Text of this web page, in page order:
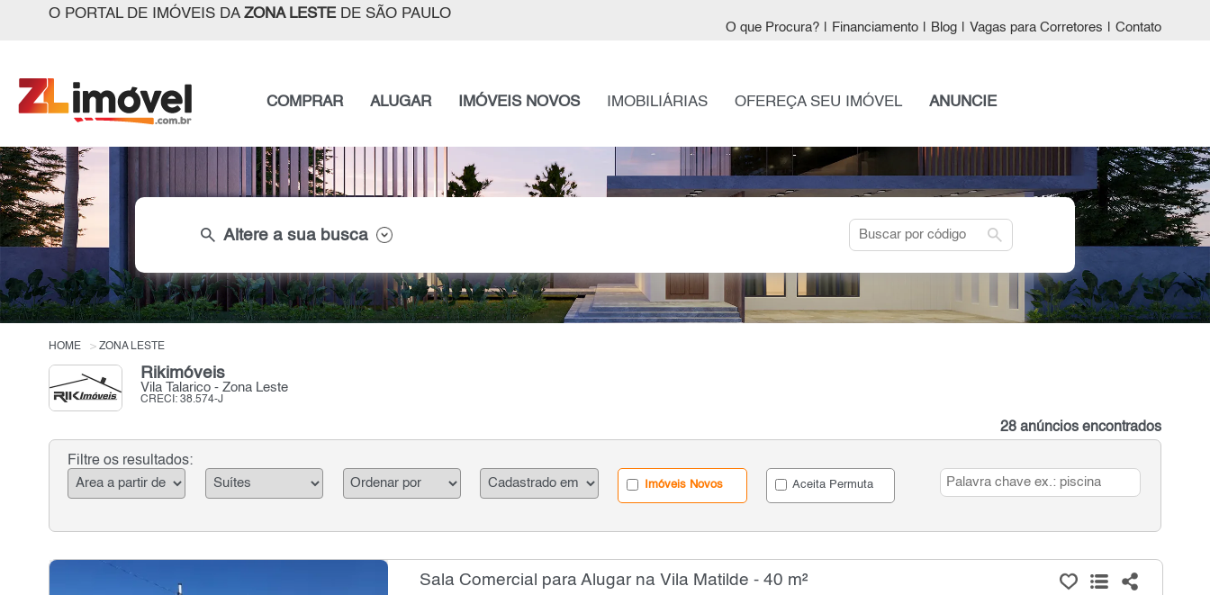
O PORTAL DE IMÓVEIS DA ZONA LESTEDE SÃO PAULO
O que Procura? Financiamento Blog Vagas para Corretores Contato
COMPRAR ALUGAR IMÓVEIS NOVOS IMOBILIÁRIAS OFEREÇA SEU IMÓVEL ANUNCIE
search Altere a sua busca search
HOME ZONA LESTE
Rikimóveis
Vila Talarico - Zona Leste
CRECI: 38.574-J
28 anúncios encontrados
Filtre os resultados:
Imóveis Novos Aceita Permuta
Sala Comercial para Alugar na Vila Matilde - 40 m²